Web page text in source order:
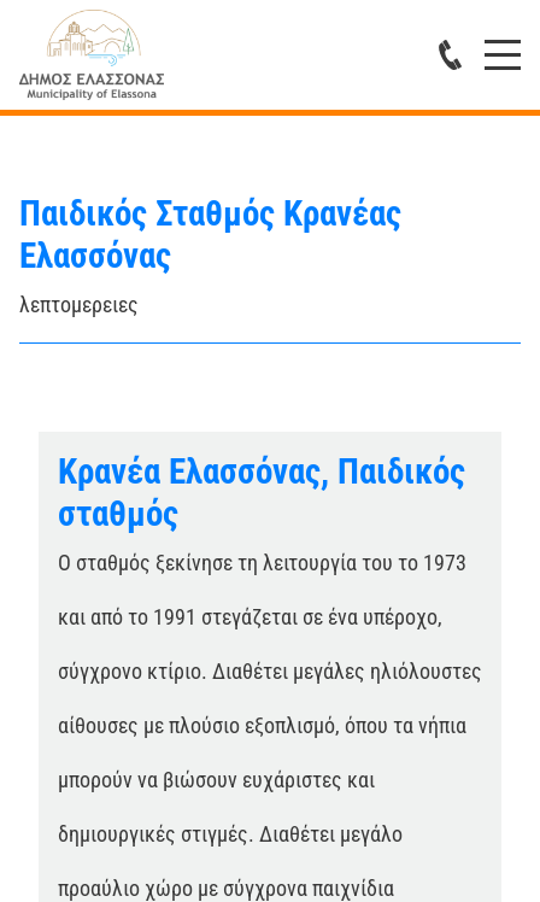
Παιδικός Σταθμός Κρανέας
Ελασσόνας
λεπτομερειες
Κρανέα Ελασσόνας, Παιδικός
σταθμός
Ο σταθμός ξεκίνησε τη λειτουργία του το 1973
και από το 1991 στεγάζεται σε ένα υπέροχο,
σύγχρονο κτίριο. Διαθέτει μεγάλες ηλιόλουστες
αίθουσες με πλούσιο εξοπλισμό, όπου τα νήπια
μπορούν να βιώσουν ευχάριστες και
δημιουργικές στιγμές. Διαθέτει μεγάλο
προαύλιο χώρο με σύγχρονα παιχνίδια